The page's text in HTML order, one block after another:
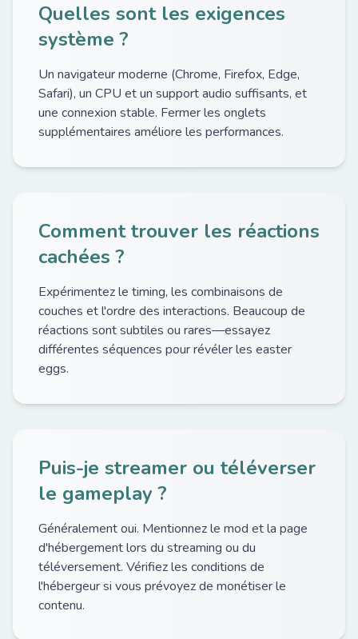
Quelles sont les exigences
système ?
Un navigateur moderne (Chrome, Firefox, Edge,
Safari), un CPU et un support audio suffisants, et
une connexion stable. Fermer les onglets
supplémentaires améliore les performances.
Comment trouver les réactions
cachées ?
Expérimentez le timing, les combinaisons de
couches et l'ordre des interactions. Beaucoup de
réactions sont subtiles ou rares—essayez
différentes séquences pour révéler les easter
eggs.
Puis-je streamer ou téléverser
le gameplay ?
Généralement oui. Mentionnez le mod et la page
d'hébergement lors du streaming ou du
téléversement. Vérifiez les conditions de
l'hébergeur si vous prévoyez de monétiser le
contenu.